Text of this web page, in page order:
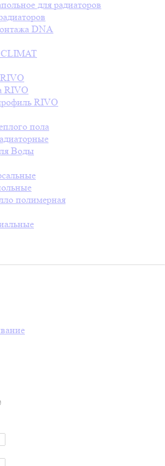
для радиаторов
DNA
RIVO
RIVO
пола
Воды
полимерная